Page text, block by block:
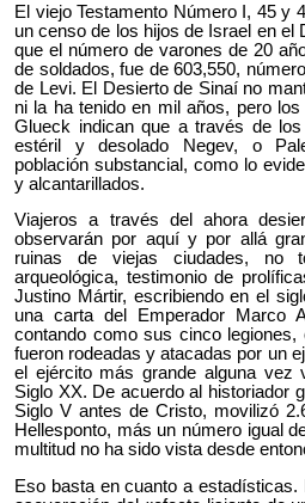
El viejo Testamento Número I, 45 y
un censo de los hijos de Israel en el
que el número de varones de 20
de soldados, fue de 603,550,
de Levi. El Desierto de Sinaí no
ni la ha tenido en mil años, pero
Glueck indican que a través de
estéril y desolado Negev, o
población substancial, como lo
y alcantarillados.
Viajeros a través del ahora
observarán por aquí y por allá
ruinas de viejas ciudades, no
arqueológica, testimonio de
Justino Mártir, escribiendo en el
una carta del Emperador Marco
contando como sus cinco legiones,
fueron rodeadas y atacadas por un
el ejército más grande alguna vez
Siglo XX. De acuerdo al historiador
Siglo V antes de Cristo, movilizó
Hellesponto, más un número igual
multitud no ha sido vista desde
Eso basta en cuanto a